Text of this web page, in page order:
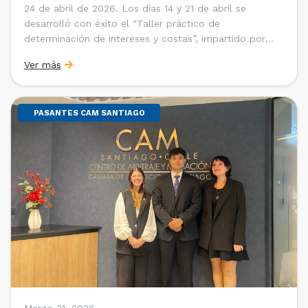
24 de abril de 2026. Los días 14 y 21 de abril se
desarrolló con éxito el “Taller práctico de
determinación de intereses y costas”, impartido por
Universidad Católica de Chile y Magíster en Economía
de la Universidad de Chicago) y María Luisa Petitpas
[…]
Ver más
PASANTES CAM SANTIAGO